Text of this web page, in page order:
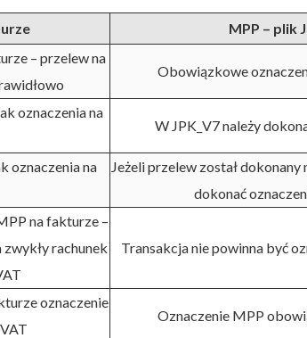
MPP – plik
– przelew na
Obowiązkowe
oznaczenia na
W JPK_V7 należy
oznaczenia na
Jeżeli przelew został dokonany
dokonać
na fakturze –
rachunek
Transakcja nie powinna być
oznaczenie
Oznaczenie MPP